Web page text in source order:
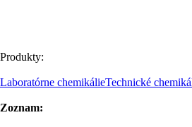
Produkty:
Laboratórne chemikálieTechnické
Zoznam: